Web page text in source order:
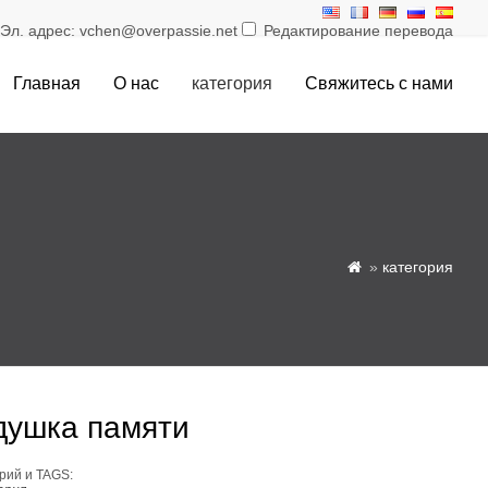
адрес: vchen@overpassie.net Редактирование перевода
Главная О нас категория Свяжитесь с нами
 » категория
памяти
и TAGS: